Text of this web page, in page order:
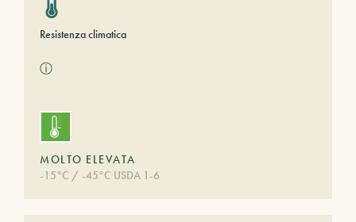
Resistenza climatica
ⓘ
MOLTO ELEVATA
-15°C / -45°C USDA 1-6